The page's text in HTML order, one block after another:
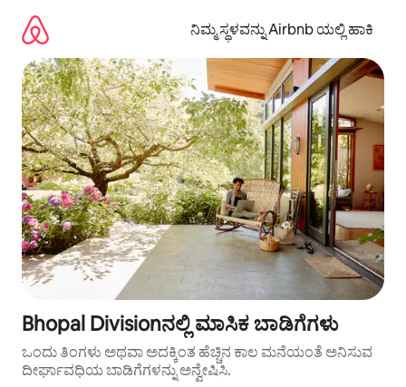
ಹೋಗಿ
ನಿಮ್ಮ ಸ್ಥಳವನ್ನು Airbnb ಯಲ್ಲಿ ಹಾಕಿ
Bhopal Divisionನಲ್ಲಿ ಮಾಸಿಕ ಬಾಡಿಗೆಗಳು
ಒಂದು ತಿಂಗಳು ಅಥವಾ ಅದಕ್ಕಿಂತ ಹೆಚ್ಚಿನ ಕಾಲ ಮನೆಯಂತೆ ಅನಿಸುವ
ದೀರ್ಘಾವಧಿಯ ಬಾಡಿಗೆಗಳನ್ನು ಅನ್ವೇಷಿಸಿ.